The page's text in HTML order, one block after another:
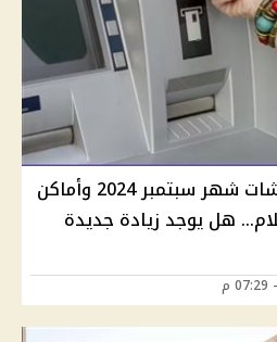
نكشف موعد صرف معاشات شهر سبتمبر 2024 وأماكن
هل يوجد زيادة جديدة